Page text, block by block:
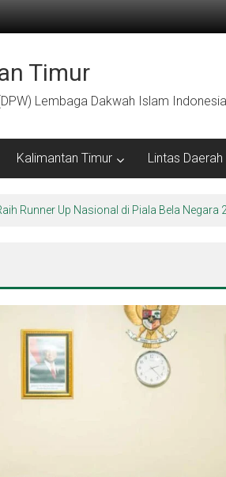
Timur
Lembaga Dakwah Islam
Kalimantan Timur Lintas Daerah
Runner Up Nasional di Piala Bela